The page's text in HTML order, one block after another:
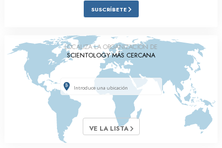
SUSCRÍBETE
LOCALIZA LA ORGANIZACIÓN DE
SCIENTOLOGY MÁS CERCANA
VE LA LISTA